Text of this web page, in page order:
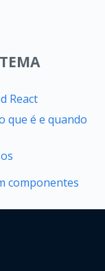
React
que é e quando
componentes